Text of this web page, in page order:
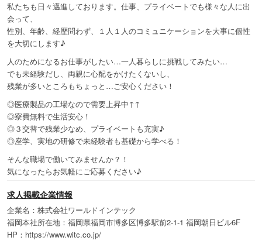
私たちも日々邁進しております。仕事、プライベートでも様々な人に出
会って、
性別、年齢、経歴問わず、１人１人のコミュニケーションを大事に個性
を大切にします♪
人のためになるお仕事がしたい…一人暮らしに挑戦してみたい…
でも未経験だし、両親に心配をかけたくないし、
残業が多いところもちょっと…ご安心ください！
◎医療製品の工場なので需要上昇中↑↑
◎寮費無料で生活安心！
◎３交替で残業少なめ、プライベートも充実♪
◎座学、実地の研修で未経験者も基礎から学べる！
そんな職場で働いてみませんか？！
気になったらお気軽にご応募ください♪
求人掲載企業情報
企業名：株式会社ワールドインテック
福岡本社所在地：福岡県福岡市博多区博多駅前2-1-1 福岡朝日ビル6F
HP：https://www.witc.co.jp/